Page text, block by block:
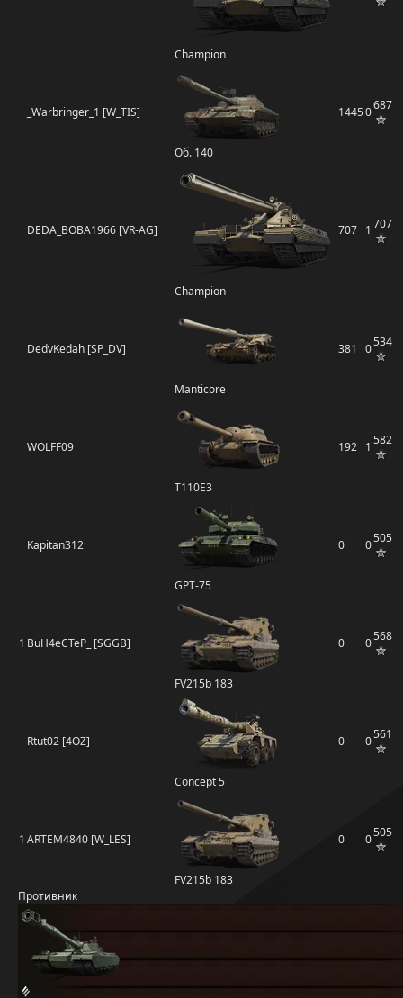
Champion
_Warbringer_1 [W_TIS]
Об. 140
14450687
DEDA_BOBA1966 [VR-AG]
Champion
707 1 707
DedvKedah [SP_DV]
Manticore
381 0534
WOLFF09
T110E3
192 1 582
Kapitan312
GPT-75
0 0505
1 BuH4eCTeP_ [SGGB]
FV215b 183
0 0568
Rtut02 [4OZ]
Concept 5
0 0561
1 ARTEM4840 [W_LES]
FV215b 183
0 0505
Противник